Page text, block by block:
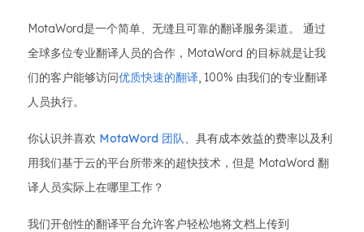
MotaWord是一个简单、无缝且可靠的翻译服务渠道。 通过
全球多位专业翻译人员的合作，MotaWord 的目标就是让我
们的客户能够访问优质快速的翻译, 100% 由我们的专业翻译
人员执行。
你认识并喜欢 MotaWord 团队、具有成本效益的费率以及利
用我们基于云的平台所带来的超快技术，但是 MotaWord 翻
译人员实际上在哪里工作？
我们开创性的翻译平台允许客户轻松地将文档上传到